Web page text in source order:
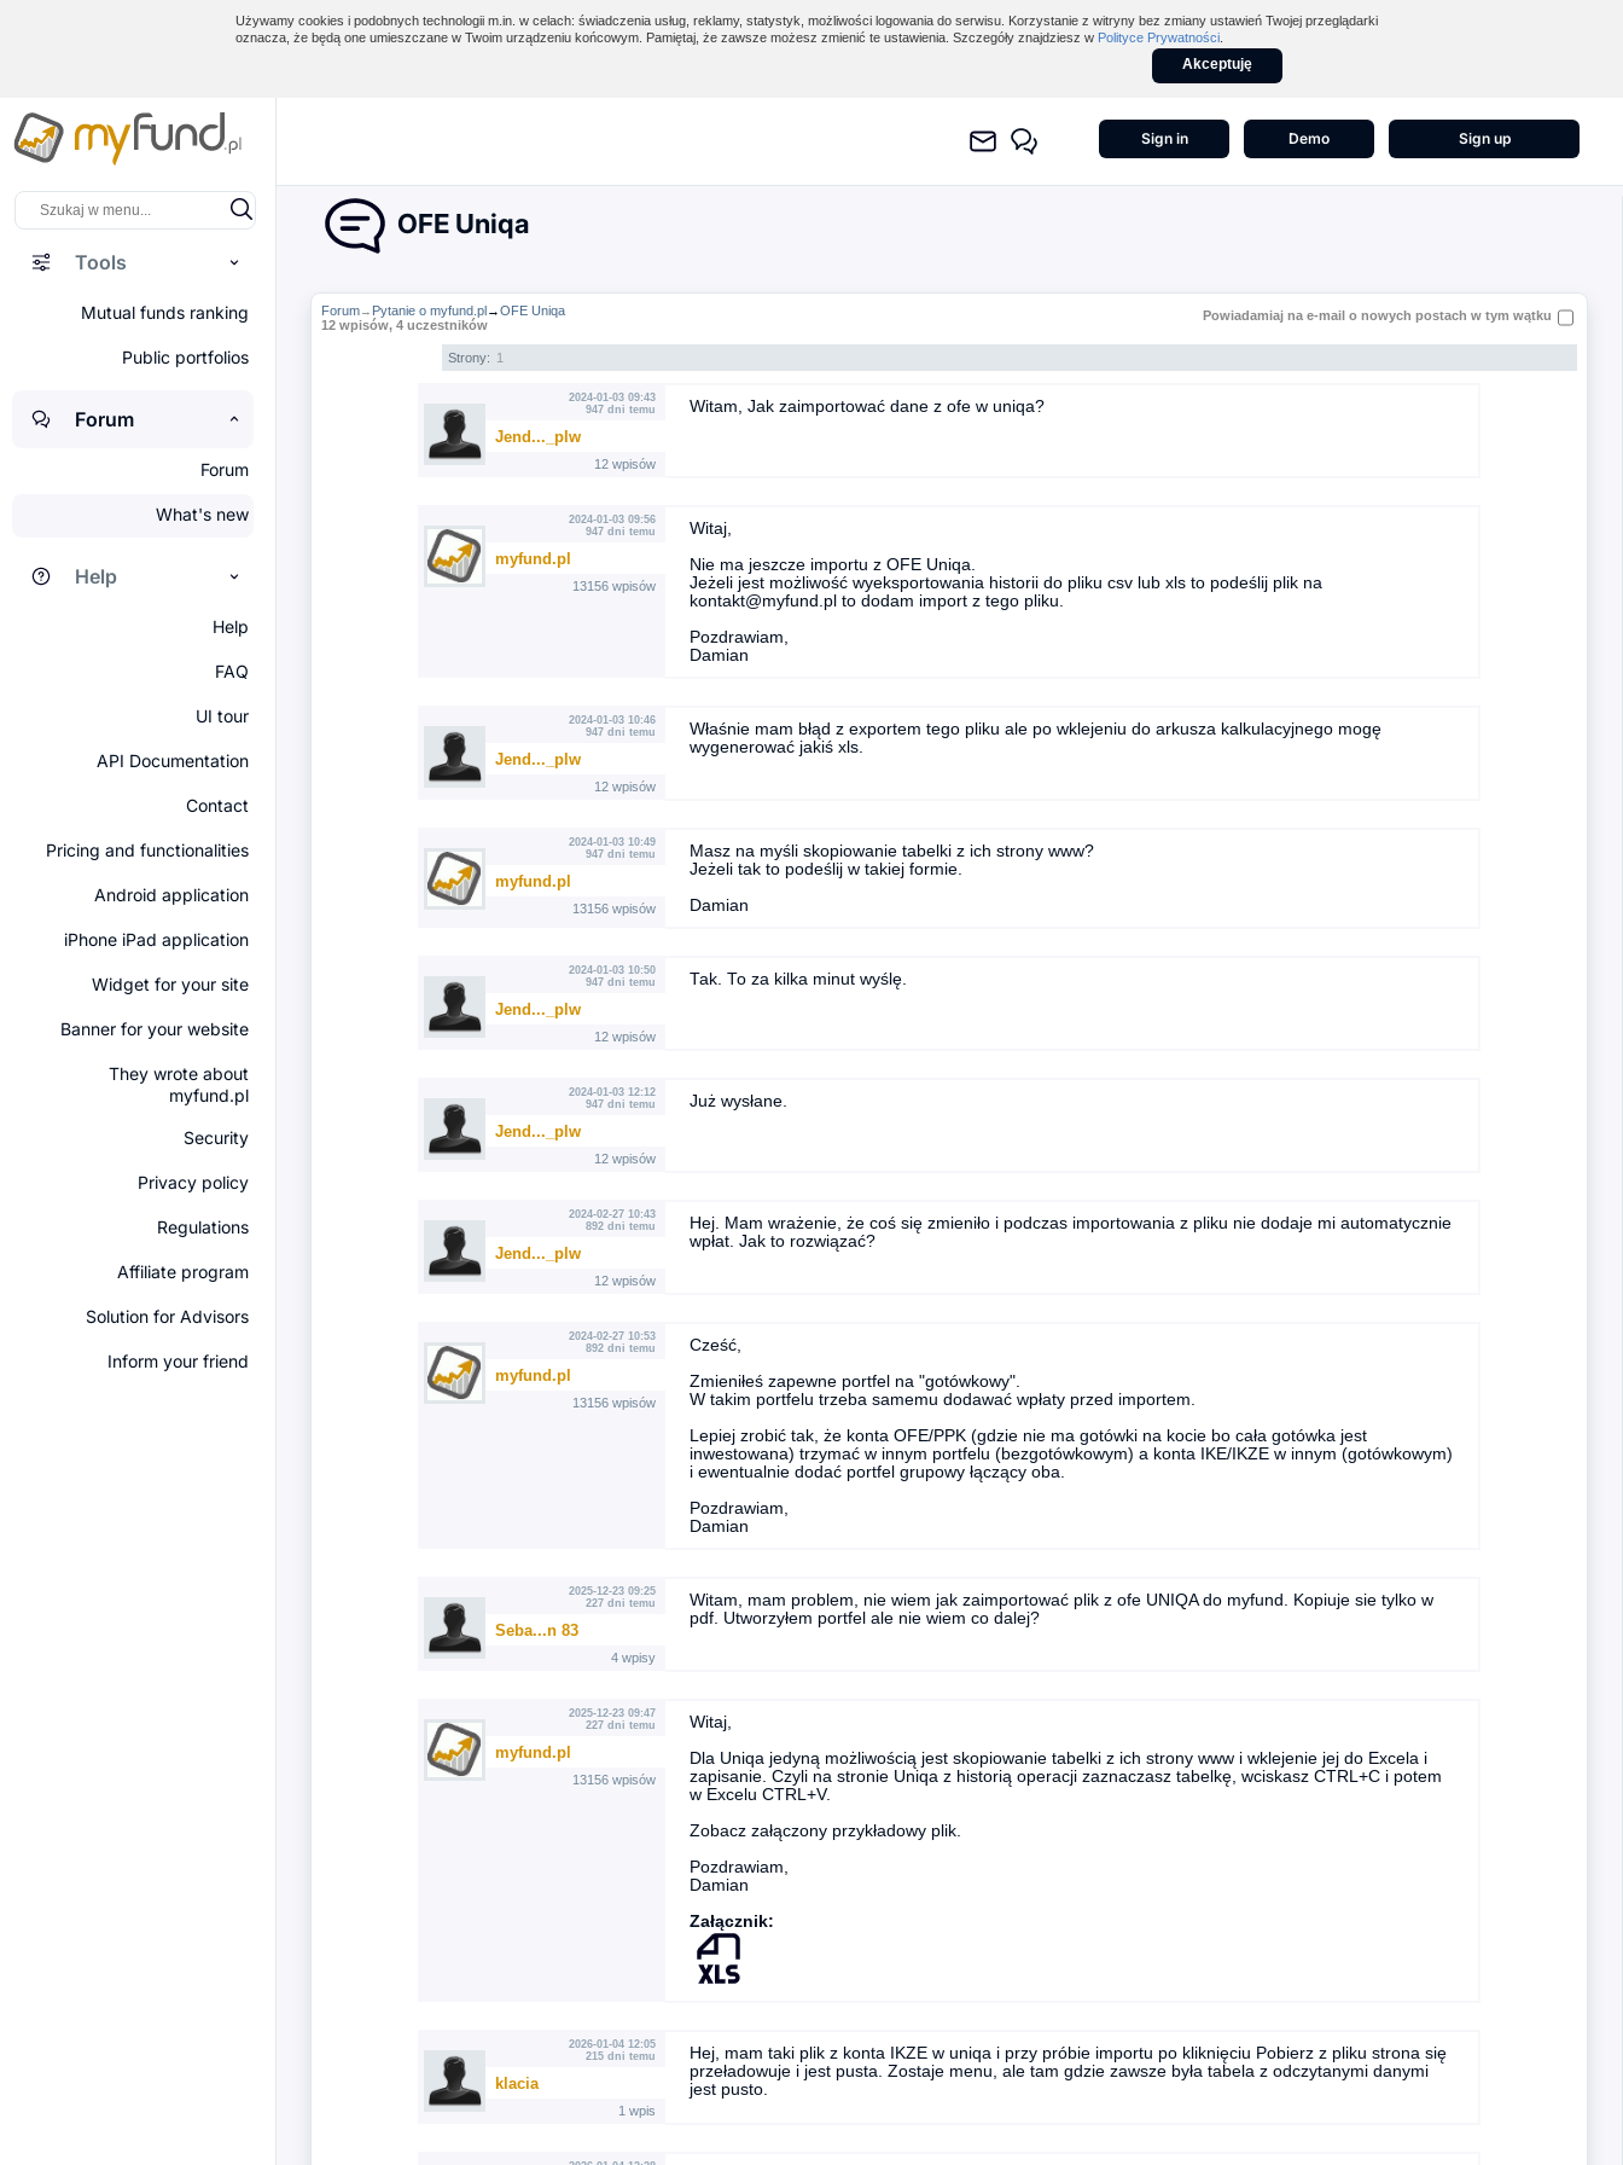
Używamy cookies i podobnych technologii m.in. w celach: świadczenia usług, reklamy, statystyk, możliwości logowania do serwisu. Korzystanie z witryny bez zmiany ustawień Twojej przeglądarki
oznacza, że będą one umieszczane w Twoim urządzeniu końcowym. Pamiętaj, że zawsze możesz zmienić te ustawienia. Szczegóły znajdziesz w Polityce Prywatności
Akceptuję
Tools
Mutual funds ranking
Public portfolios
Forum
Forum
What's new
Help
Help
FAQ
UI tour
API Documentation
Contact
Pricing and functionalities
Android application
iPhone iPad application
Widget for your site
Banner for your website
They wrote about
myfund.pl
Security
Privacy policy
Regulations
Affiliate program
Solution for Advisors
Inform your friend
Sign in Demo Sign up
OFE Uniqa
Forum→ Pytanie o myfund.pl→OFE Uniqa
12 wpisów, 4 uczestników
Powiadamiaj na e-mail o nowych postach w tym wątku
Strony: 1
2024-01-03 09:43
947 dni temu
Jend..._plw
12 wpisów
Witam, Jak zaimportować dane z ofe w uniqa?
2024-01-03 09:56
947 dni temu
myfund.pl
13156 wpisów
Witaj,
Nie ma jeszcze importu z OFE Uniqa.
Jeżeli jest możliwość wyeksportowania historii do pliku csv lub xls to podeślij plik na
kontakt@myfund.pl to dodam import z tego pliku.
Pozdrawiam,
Damian
2024-01-03 10:46
947 dni temu
Jend..._plw
12 wpisów
Właśnie mam błąd z exportem tego pliku ale po wklejeniu do arkusza kalkulacyjnego mogę
wygenerować jakiś xls.
2024-01-03 10:49
947 dni temu
myfund.pl
13156 wpisów
Masz na myśli skopiowanie tabelki z ich strony www?
Jeżeli tak to podeślij w takiej formie.
Damian
2024-01-03 10:50
947 dni temu
Jend..._plw
12 wpisów
Tak. To za kilka minut wyślę.
2024-01-03 12:12
947 dni temu
Jend..._plw
12 wpisów
Już wysłane.
2024-02-27 10:43
892 dni temu
Jend..._plw
12 wpisów
Hej. Mam wrażenie, że coś się zmieniło i podczas importowania z pliku nie dodaje mi automatycznie
wpłat. Jak to rozwiązać?
2024-02-27 10:53
892 dni temu
myfund.pl
13156 wpisów
Cześć,
Zmieniłeś zapewne portfel na "gotówkowy".
W takim portfelu trzeba samemu dodawać wpłaty przed importem.
Lepiej zrobić tak, że konta OFE/PPK (gdzie nie ma gotówki na kocie bo cała gotówka jest
inwestowana) trzymać w innym portfelu (bezgotówkowym) a konta IKE/IKZE w innym (gotówkowym)
i ewentualnie dodać portfel grupowy łączący oba.
Pozdrawiam,
Damian
2025-12-23 09:25
227 dni temu
Seba...n 83
4 wpisy
Witam, mam problem, nie wiem jak zaimportować plik z ofe UNIQA do myfund. Kopiuje sie tylko w
pdf. Utworzyłem portfel ale nie wiem co dalej?
2025-12-23 09:47
227 dni temu
myfund.pl
13156 wpisów
Witaj,
Dla Uniqa jedyną możliwością jest skopiowanie tabelki z ich strony www i wklejenie jej do Excela i
zapisanie. Czyli na stronie Uniqa z historią operacji zaznaczasz tabelkę, wciskasz CTRL+C i potem
w Excelu CTRL+V.
Zobacz załączony przykładowy plik.
Pozdrawiam,
Damian
Załącznik:
2026-01-04 12:05
215 dni temu
klacia
1 wpis
Hej, mam taki plik z konta IKZE w uniqa i przy próbie importu po kliknięciu Pobierz z pliku strona się
przeładowuje i jest pusta. Zostaje menu, ale tam gdzie zawsze była tabela z odczytanymi danymi
jest pusto.